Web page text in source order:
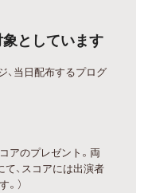
としています
、当日配布するプログ
アのプレゼント。両
て、スコアには出演者
）